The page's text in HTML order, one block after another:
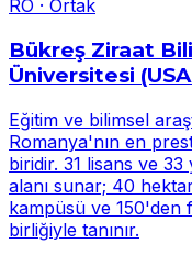
RO · Ortak
Bükreş Ziraat
Üniversitesi
Eğitim ve bilimsel
Romanya'nın en
biridir. 31 lisans ve
alanı sunar; 40
kampüsü ve 150'den
birliğiyle tanınır.